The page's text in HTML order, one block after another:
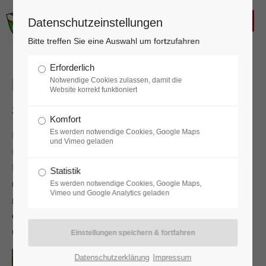
Login
Benutzername
Passwort
Anmelden
Ferienspiel
29.07.2024 08:29
Einige Kinder besuchten das diesjährige Ferienspiel der
freiwilligen Feuerwehr Kaltenleutgeben. Die Tätigkeiten der
Freiwilligen Feuerwehr wurden den Kindern spielerisch
nähergebracht. Unter anderem wurde mit Spreitzer gearbeitet, es
gab verschiedene Zielübungen mit Wasser und am Schluss gab
es auch eine Wasserschlacht. Wir hoffen die Kinder hatten Spaß
und wünschen allen Kindern schöne Sommerferien.
Datenschutzeinstellungen
Bitte treffen Sie eine Auswahl um fortzufahren
Erforderlich
Notwendige Cookies zulassen, damit die
Website korrekt funktioniert
Komfort
Es werden notwendige Cookies, Google Maps
und Vimeo geladen
Statistik
Es werden notwendige Cookies, Google Maps,
Vimeo und Google Analytics geladen
Datenschutzerklärung Impressum
FREIWILLIGE FEUERWEHR
KALTENLEUTGEBEN